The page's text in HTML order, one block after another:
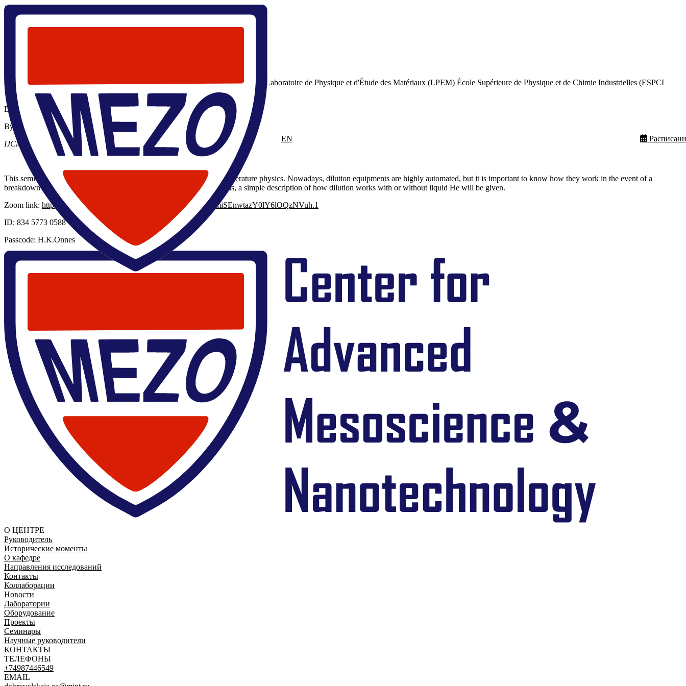
EN
Главная
22 мая 2025, 15:00,
В четверг 22 мая в 15:00 (Москва) состоится семинар LPEM лаборатории (Laboratoire de Physique et d'Étude des Matériaux (LPEM) École Supérieure de Physique et de Chimie Industrielles (ESPCI
Paris):
Dilution refrigerators: history and techniques
By Maurice Chapellier
IJClab / Université Paris-Saclay
This seminar is aimed at current and future researchers in very low temperature physics. Nowadays, dilution equipments are highly automated, but it is important to know how they work in the event of a
breakdown or leak. After a brief historical overview of cooling methods, a simple description of how dilution works with or without liquid He will be given.
Zoom link: https://espci.zoom.us/j/83457730588?pwd=bY46cr79miSEnwtazY0lY6lOQzNVuh.1
ID: 834 5773 0588
Passcode: H.K.Onnes
О ЦЕНТРЕ
Руководитель
Исторические моменты
О кафедре
Направления исследований
Контакты
Коллаборации
Новости
Лаборатории
Оборудование
Проекты
Семинары
Научные руководители
КОНТАКТЫ
ТЕЛЕФОНЫ
+74987446549
EMAIL